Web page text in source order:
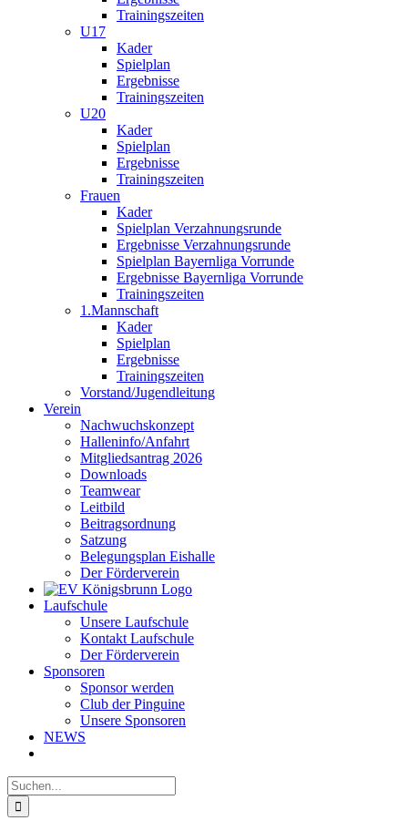
Trainingszeiten
U17
Kader
Spielplan
Ergebnisse
Trainingszeiten
U20
Kader
Spielplan
Ergebnisse
Trainingszeiten
Frauen
Kader
Spielplan Verzahnungsrunde
Ergebnisse Verzahnungsrunde
Spielplan Bayernliga Vorrunde
Ergebnisse Bayernliga Vorrunde
Trainingszeiten
1.Mannschaft
Kader
Spielplan
Ergebnisse
Trainingszeiten
Vorstand/Jugendleitung
Verein
Nachwuchskonzept
Halleninfo/Anfahrt
Mitgliedsantrag 2026
Downloads
Teamwear
Leitbild
Beitragsordnung
Satzung
Belegungsplan Eishalle
Der Förderverein
Laufschule
Unsere Laufschule
Kontakt Laufschule
Der Förderverein
Sponsoren
Sponsor werden
Club der Pinguine
Unsere Sponsoren
NEWS
Suche
nach: